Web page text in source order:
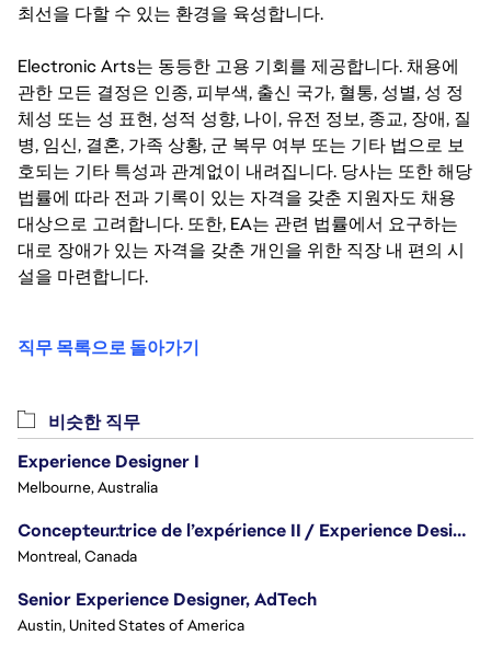
최선을 다할 수 있는 환경을 육성합니다.
Electronic Arts는 동등한 고용 기회를 제공합니다. 채용에
관한 모든 결정은 인종, 피부색, 출신 국가, 혈통, 성별, 성 정
체성 또는 성 표현, 성적 성향, 나이, 유전 정보, 종교, 장애, 질
병, 임신, 결혼, 가족 상황, 군 복무 여부 또는 기타 법으로 보
호되는 기타 특성과 관계없이 내려집니다. 당사는 또한 해당
법률에 따라 전과 기록이 있는 자격을 갖춘 지원자도 채용
대상으로 고려합니다. 또한, EA는 관련 법률에서 요구하는
대로 장애가 있는 자격을 갖춘 개인을 위한 직장 내 편의 시
설을 마련합니다.
직무 목록으로 돌아가기
비슷한 직무
Experience Designer I
Melbourne, Australia
Concepteur.trice de l’expérience II / Experience Designer II
Montreal, Canada
Senior Experience Designer, AdTech
Austin, United States of America